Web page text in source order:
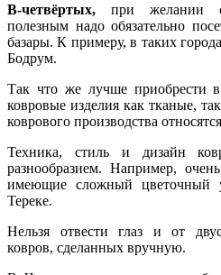
В-четвёртых, при желании
полезным надо обязательно
базары. К примеру, в таких
Бодрум.
Так что же лучше приобрести
ковровые изделия как тканые,
коврового производства
Техника, стиль и дизайн
разнообразием. Например,
имеющие сложный
Тереке.
Нельзя отвести глаз и от
ковров, сделанных вручную.